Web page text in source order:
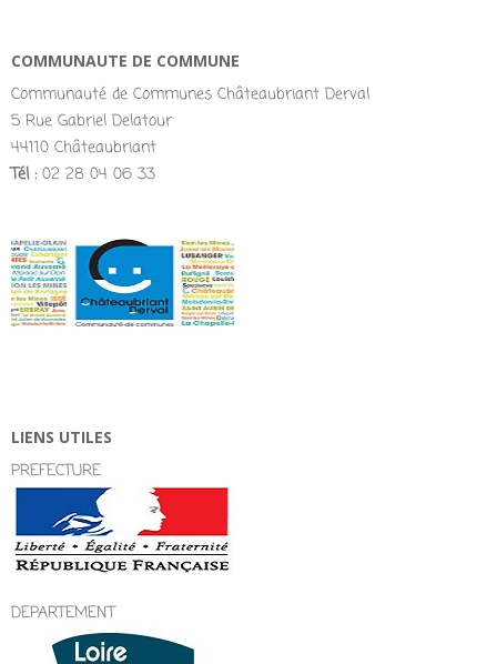
COMMUNAUTE DE COMMUNE
Communauté de Communes Châteaubriant Derval
5 Rue Gabriel Delatour
44110 Châteaubriant
Tél :02 28 04 06 33
LIENS UTILES
PREFECTURE
DEPARTEMENT